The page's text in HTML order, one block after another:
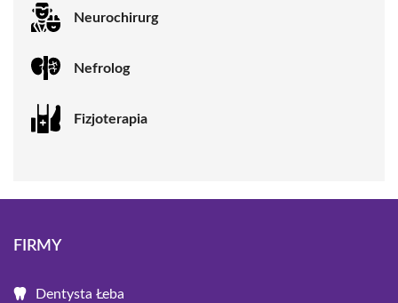
Neurochirurg
Nefrolog
Fizjoterapia
FIRMY
Dentysta Łeba